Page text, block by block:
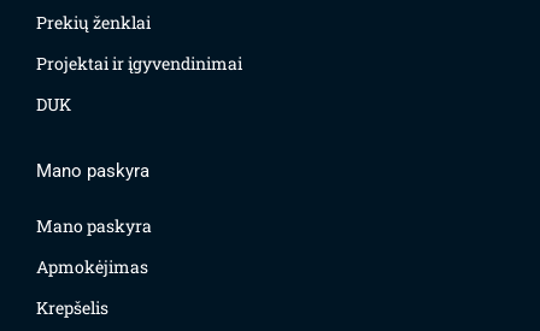
Prekių ženklai
Projektai ir įgyvendinimai
DUK
Mano paskyra
Mano paskyra
Apmokėjimas
Krepšelis